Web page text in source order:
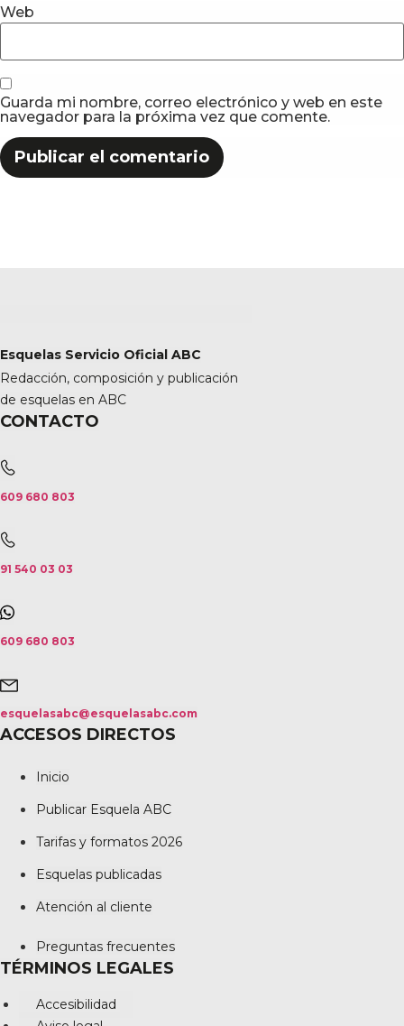
Web
Guarda mi nombre, correo electrónico y web en este
navegador para la próxima vez que comente.
Esquelas Servicio Oficial ABC
Redacción, composición y publicación
de esquelas en ABC
CONTACTO
609 680 803
91 540 03 03
609 680 803
esquelasabc@esquelasabc.com
ACCESOS DIRECTOS
Inicio
Publicar Esquela ABC
Tarifas y formatos 2026
Esquelas publicadas
Atención al cliente
Preguntas frecuentes
TÉRMINOS LEGALES
Accesibilidad